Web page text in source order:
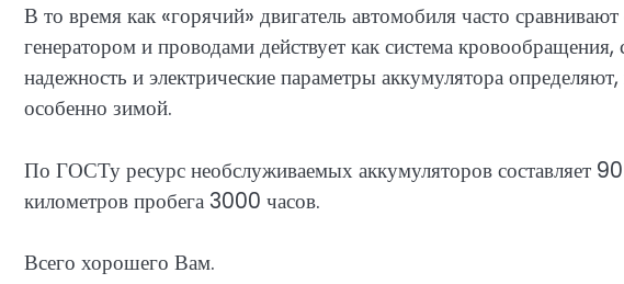
В то время как «горячий» двигатель автомобиля часто
генератором и проводами действует как система
надежность и электрические параметры аккумулятора
особенно зимой.
По ГОСТу ресурс необслуживаемых аккумуляторов составляет
километров пробега 3000 часов.
Всего хорошего Вам.